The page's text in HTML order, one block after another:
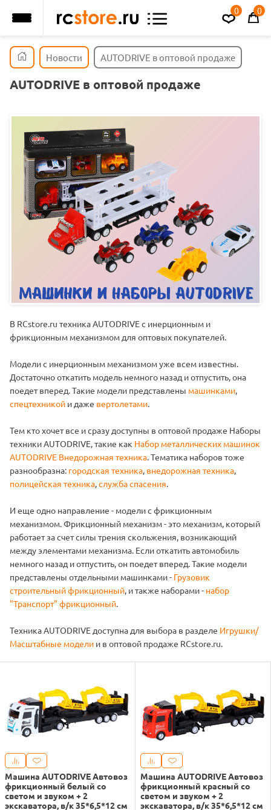
0 0
Новости AUTODRIVE в оптовой продаже
AUTODRIVE в оптовой продаже
В RCstore.ru техника AUTODRIVE с инерционным и
фрикционным механизмом для оптовых покупателей.
Модели с инерционным механизмом уже всем известны.
Достаточно откатить модель немного назад и отпустить, она
поедет вперед. Такие модели представлены машинками
спецтехникой и даже вертолетами
Тем кто хочет все и сразу доступны в оптовой продаже Наборы
техники AUTODRIVE, такие как Набор металлических машинок
AUTODRIVE Внедорожная техника . Тематика наборов тоже
разнообразна: городская техника внедорожная техника
полицейская техника служба спасения
И еще одно направление - модели с фрикционным
механизмом. Фрикционный механизм - это механизм, который
работает за счет силы трения скольжения, возникающий
между элементами механизма. Если откатить автомобиль
немного назад и отпустить, он поедет вперед. Такие модели
представлены отдельными машинками - Грузовик
строительный фрикционный , и также наборами - набор
"Транспорт" фрикционный
Техника AUTODRIVE доступна для выбора в разделе Игрушки/
Масштабные модели и в оптовой продаже RCstore.ru.
Машина AUTODRIVE Автовоз
фрикционный белый со
светом и звуком + 2
экскаватора, в/к 35*6,5*12 см
Машина AUTODRIVE Автовоз
фрикционный красный со
светом и звуком + 2
экскаватора, в/к 35*6,5*12 см